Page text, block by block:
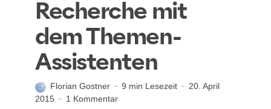
Recherche mit
dem Themen-
Assistenten
Florian Gostner 9 min Lesezeit
20. April
2015
1 Kommentar